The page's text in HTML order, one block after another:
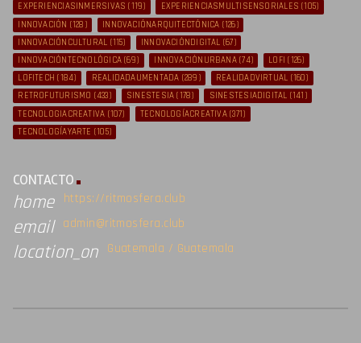
EXPERIENCIASINMERSIVAS (119) EXPERIENCIASMULTISENSORIALES (105)
INNOVACIÓN (128) INNOVACIÓNARQUITECTÓNICA (126)
INNOVACIÓNCULTURAL (115) INNOVACIÓNDIGITAL (67)
INNOVACIÓNTECNOLÓGICA (69) INNOVACIÓNURBANA(74) LOFI (126)
LOFITECH (184) REALIDADAUMENTADA (289) REALIDADVIRTUAL (160)
RETROFUTURISMO (433) SINESTESIA (178) SINESTESIADIGITAL (141)
TECNOLOGIACREATIVA (107) TECNOLOGÍACREATIVA(371)
TECNOLOGÍAYARTE (105)
CONTACTO
home https://ritmosfera.club
email admin@ritmosfera.club
location_on Guatemala / Guatemala